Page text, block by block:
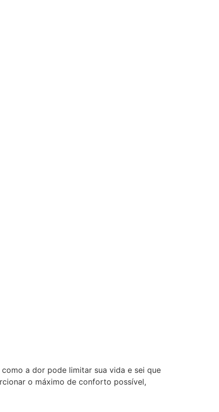
como a dor pode limitar sua vida e sei que
o máximo de conforto possível,